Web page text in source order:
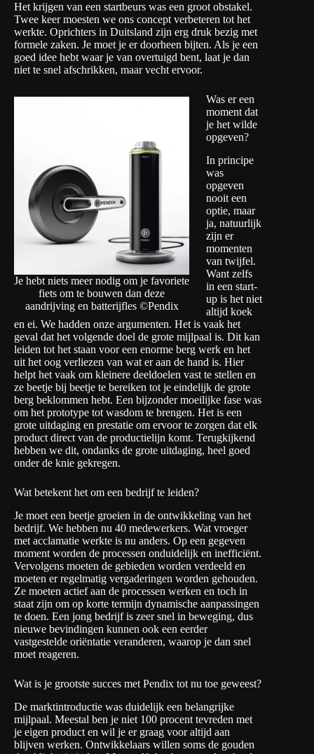
Het krijgen van een startbeurs was een groot obstakel.
Twee keer moesten we ons concept verbeteren tot het
werkte. Oprichters in Duitsland zijn erg druk bezig met
formele zaken. Je moet je er doorheen bijten. Als je een
goed idee hebt waar je van overtuigd bent, laat je dan
niet te snel afschrikken, maar vecht ervoor.
Je hebt niets meer nodig om je favoriete
fiets om te bouwen dan deze
aandrijving en batterijfles ©Pendix
Was er een
moment dat
je het wilde
opgeven?
In principe
was
opgeven
nooit een
optie, maar
ja, natuurlijk
zijn er
momenten
van twijfel.
Want zelfs
in een start-
up is het niet
altijd koek
en ei. We hadden onze argumenten. Het is vaak het
geval dat het volgende doel de grote mijlpaal is. Dit kan
leiden tot het staan voor een enorme berg werk en het
uit het oog verliezen van wat er aan de hand is. Hier
helpt het vaak om kleinere deeldoelen vast te stellen en
ze beetje bij beetje te bereiken tot je eindelijk de grote
berg beklommen hebt. Een bijzonder moeilijke fase was
om het prototype tot wasdom te brengen. Het is een
grote uitdaging en prestatie om ervoor te zorgen dat elk
product direct van de productielijn komt. Terugkijkend
hebben we dit, ondanks de grote uitdaging, heel goed
onder de knie gekregen.
Wat betekent het om een bedrijf te leiden?
Je moet een beetje groeien in de ontwikkeling van het
bedrijf. We hebben nu 40 medewerkers. Wat vroeger
met acclamatie werkte is nu anders. Op een gegeven
moment worden de processen onduidelijk en inefficiënt.
Vervolgens moeten de gebieden worden verdeeld en
moeten er regelmatig vergaderingen worden gehouden.
Ze moeten actief aan de processen werken en toch in
staat zijn om op korte termijn dynamische aanpassingen
te doen. Een jong bedrijf is zeer snel in beweging, dus
nieuwe bevindingen kunnen ook een eerder
vastgestelde oriëntatie veranderen, waarop je dan snel
moet reageren.
Wat is je grootste succes met Pendix tot nu toe geweest?
De marktintroductie was duidelijk een belangrijke
mijlpaal. Meestal ben je niet 100 procent tevreden met
je eigen product en wil je er graag voor altijd aan
blijven werken. Ontwikkelaars willen soms de gouden